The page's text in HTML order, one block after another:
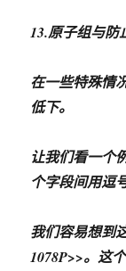
13.原子组与防
在一些特殊情
低下。
让我们看一个
个字段间用逗
我们容易想到
1078P>>。这